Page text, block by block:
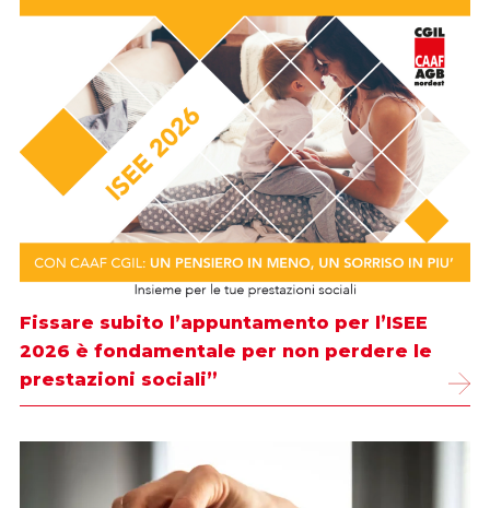
Fissare subito l’appuntamento per l’ISEE
2026 è fondamentale per non perdere le
prestazioni sociali”